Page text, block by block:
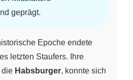
geprägt.
Epoche endete
letzten Staufers. Ihre
die Habsburger, konnte sich